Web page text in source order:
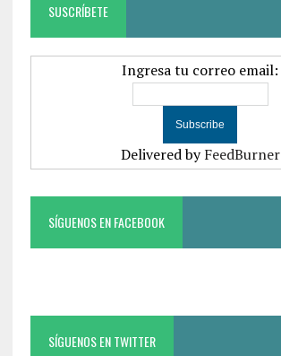
SUSCRÍBETE
Ingresa tu correo email:
Delivered byFeedBurner
SÍGUENOS EN FACEBOOK
SÍGUENOS EN TWITTER